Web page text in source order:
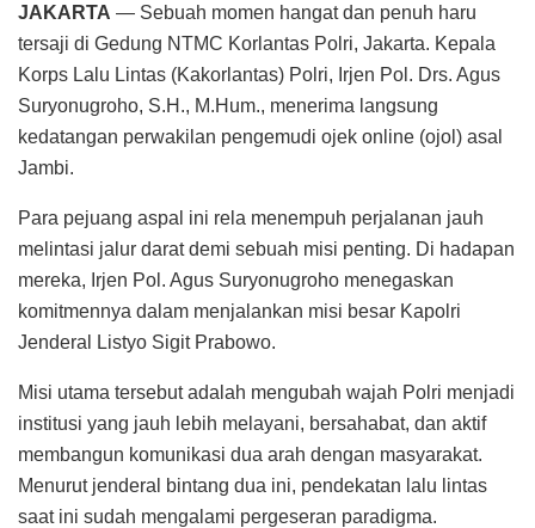
JAKARTA — Sebuah momen hangat dan penuh haru
tersaji di Gedung NTMC Korlantas Polri, Jakarta. Kepala
Korps Lalu Lintas (Kakorlantas) Polri, Irjen Pol. Drs. Agus
Suryonugroho, S.H., M.Hum., menerima langsung
kedatangan perwakilan pengemudi ojek online (ojol) asal
Jambi.
Para pejuang aspal ini rela menempuh perjalanan jauh
melintasi jalur darat demi sebuah misi penting. Di hadapan
mereka, Irjen Pol. Agus Suryonugroho menegaskan
komitmennya dalam menjalankan misi besar Kapolri
Jenderal Listyo Sigit Prabowo.
Misi utama tersebut adalah mengubah wajah Polri menjadi
institusi yang jauh lebih melayani, bersahabat, dan aktif
membangun komunikasi dua arah dengan masyarakat.
Menurut jenderal bintang dua ini, pendekatan lalu lintas
saat ini sudah mengalami pergeseran paradigma.